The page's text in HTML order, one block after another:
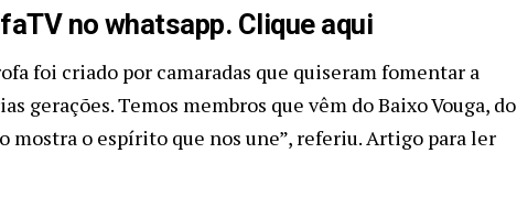
no whatsapp. Clique aqui
foi criado por camaradas que quiseram fomentar a
gerações. Temos membros que vêm do Baixo Vouga, do
mostra o espírito que nos une”, referiu. Artigo para ler